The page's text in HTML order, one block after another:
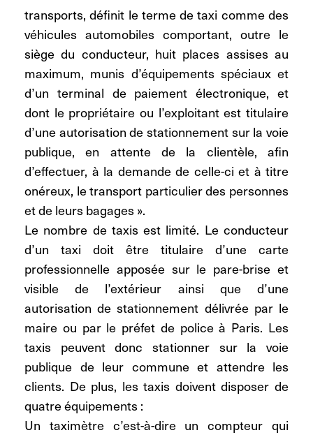
transports, définit le terme de taxi comme des
véhicules automobiles comportant, outre le
siège du conducteur, huit places assises au
maximum, munis d’équipements spéciaux et
d’un terminal de paiement électronique, et
dont le propriétaire ou l’exploitant est titulaire
d’une autorisation de stationnement sur la voie
publique, en attente de la clientèle, afin
d’effectuer, à la demande de celle-ci et à titre
onéreux, le transport particulier des personnes
et de leurs bagages ».
Le nombre de taxis est limité. Le conducteur
d’un taxi doit être titulaire d’une carte
professionnelle apposée sur le pare-brise et
visible de l’extérieur ainsi que d’une
autorisation de stationnement délivrée par le
maire ou par le préfet de police à Paris. Les
taxis peuvent donc stationner sur la voie
publique de leur commune et attendre les
clients. De plus, les taxis doivent disposer de
quatre équipements :
Un taximètre c’est-à-dire un compteur qui